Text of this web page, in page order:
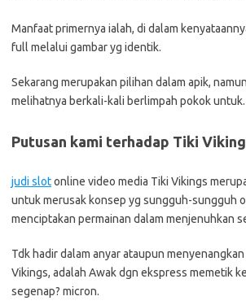
Manfaat primernya ialah, di dalam
full melalui gambar yg identik.
Sekarang merupakan pilihan dalam apik,
melihatnya berkali-kali berlimpah pokok untuk.
Putusan kami terhadap Tiki Viking
judi slotonline video media Tiki Vikings
untuk merusak konsep yg sungguh-sungguh
menciptakan permainan dalam menjenuhkan
Tdk hadir dalam anyar ataupun
Vikings, adalah Awak dgn ekspress memetik
segenap? micron.